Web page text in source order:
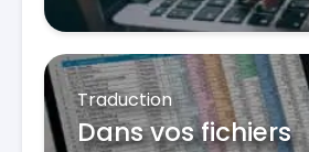
Traduction
Dans vos fichiers